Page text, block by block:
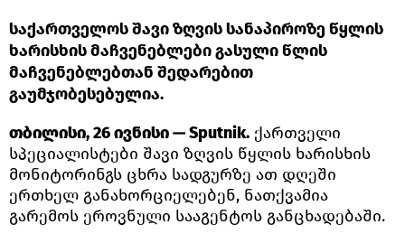
საქართველოს შავი ზღვის სანაპიროზე წყლის
ხარისხის მაჩვენებლები გასული წლის
მაჩვენებლებთან შედარებით
გაუმჯობესებულია.
თბილისი, 26 ივნისი — Sputnik. ქართველი
სპეციალისტები შავი ზღვის წყლის ხარისხის
მონიტორინგს ცხრა სადგურზე ათ დღეში
ერთხელ განახორციელებენ, ნათქვამია
გარემოს ეროვნული სააგენტოს განცხადებაში.